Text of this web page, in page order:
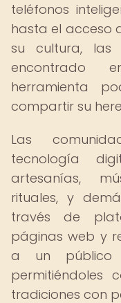
teléfonos
hasta el acceso
su cultura, las
encontrado
herramienta
compartir su
Las
tecnología
artesanías,
rituales, y
través de
páginas web y
a un público
permitiéndoles
tradiciones con